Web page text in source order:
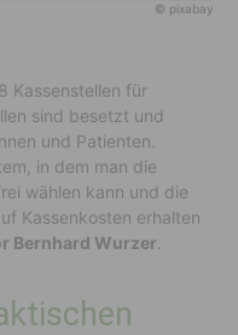
© pixabay
Kassenstellen für
sind besetzt und
und Patienten.
in dem man die
wählen kann und die
Kassenkosten erhalten
Bernhard Wurzer